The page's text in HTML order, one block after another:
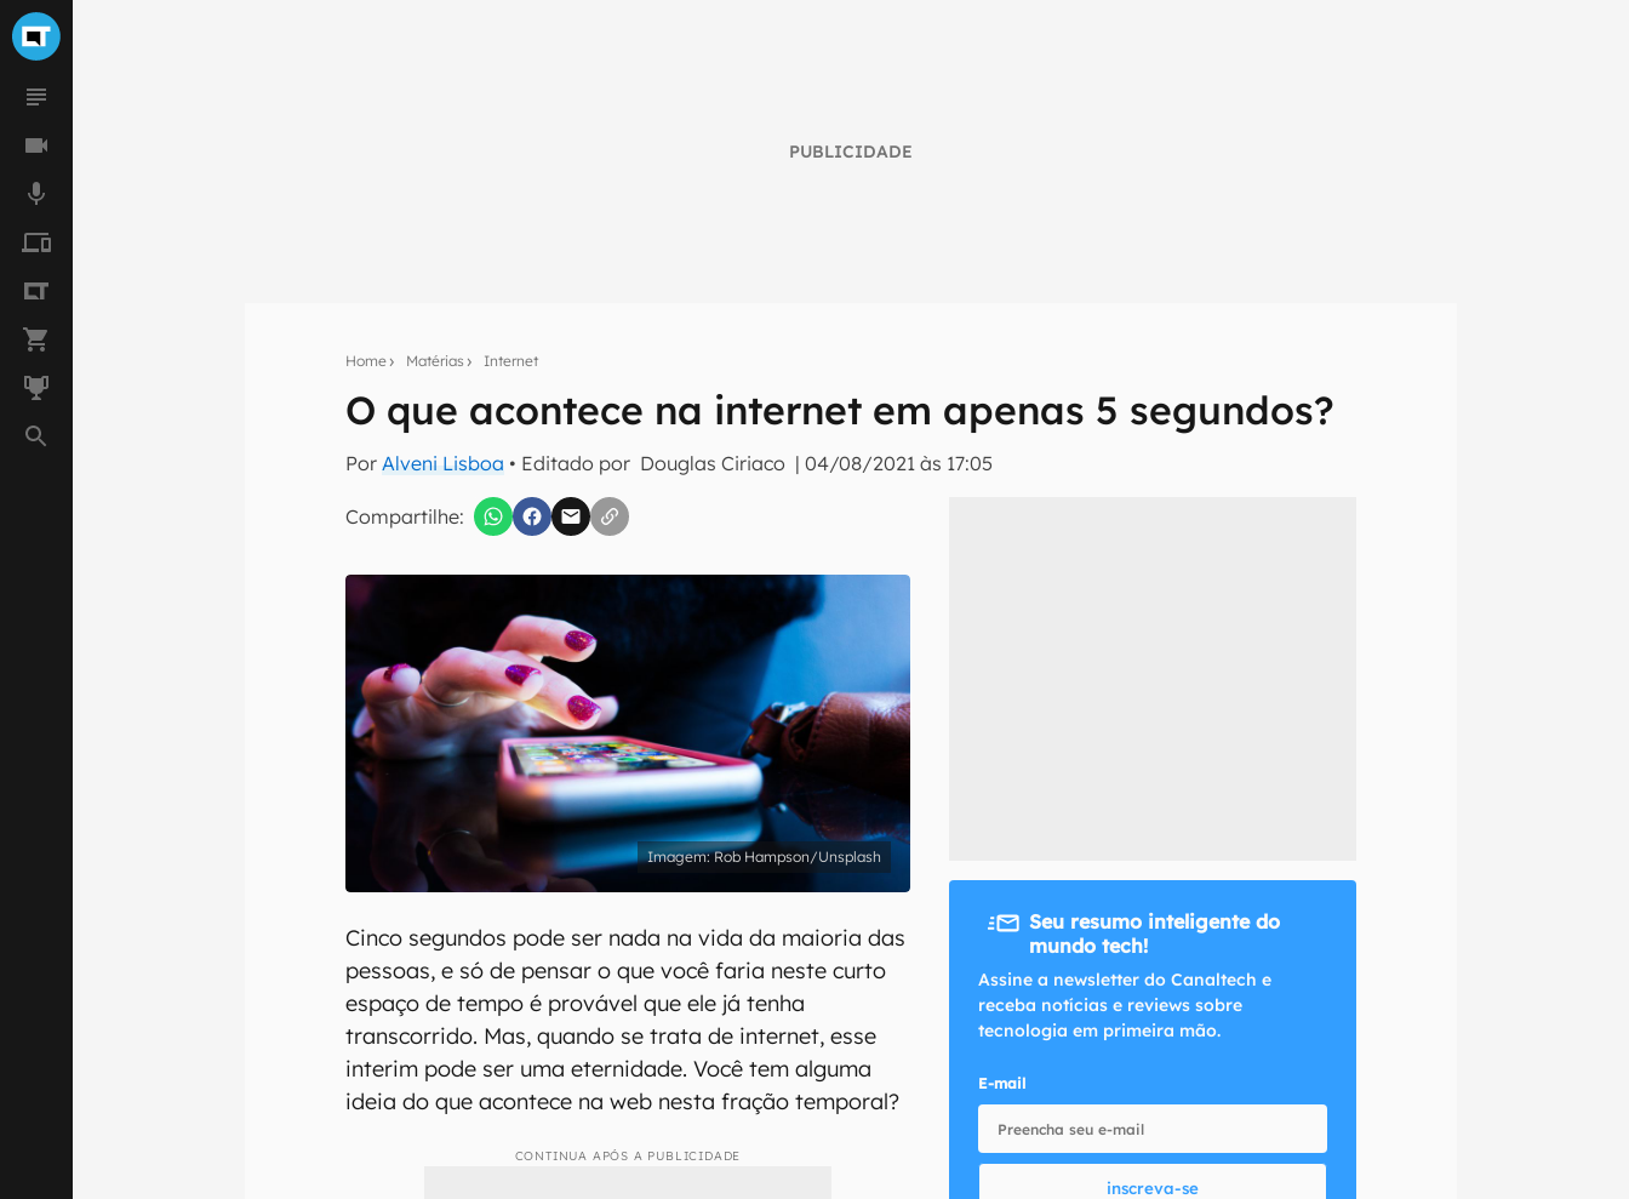
PUBLICIDADE
Home Matérias Internet
O que acontece na internet em apenas 5 segundos?
PorAlveni Lisboa • Editado por Douglas Ciriaco |04/08/2021 às 17:05
Compartilhe:
Assine a newsletter do Canaltech e receba notícias e reviews sobre tecnologia em primeira
inscreva-se
Confirmo que li, aceito e concordo com os Termos de Uso e Política de Privacidade do Canaltech.
Rob Hampson/Unsplash
Cinco segundos pode ser nada na vida da maioria das
pessoas, e só de pensar o que você faria neste curto
espaço de tempo é provável que ele já tenha
transcorrido. Mas, quando se trata de internet, esse
interim pode ser uma eternidade. Você tem alguma
ideia do que acontece na web nesta fração temporal?
CONTINUA APÓS A PUBLICIDADE
Seu resumo inteligente do
mundo tech!
Assine a newsletter do Canaltech e
receba notícias e reviews sobre
tecnologia em primeira mão.
E-mail
inscreva-se